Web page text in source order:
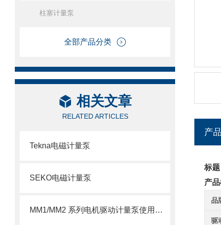
柱塞计量泵
全部产品分类
相关文章
RELATED ARTICLES
Tekna电磁计量泵
SEKO电磁计量泵
MM1/MM2 系列电机驱动计量泵使用注意事项
产
标
产
品
驱